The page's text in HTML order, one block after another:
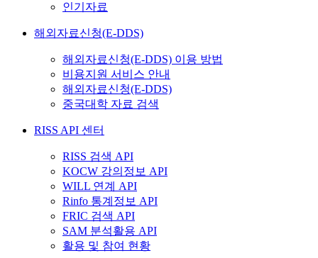
인기자료
해외자료신청(E-DDS)
해외자료신청(E-DDS) 이용 방법
비용지원 서비스 안내
해외자료신청(E-DDS)
중국대학 자료 검색
RISS API 센터
RISS 검색 API
KOCW 강의정보 API
WILL 연계 API
Rinfo 통계정보 API
FRIC 검색 API
SAM 분석활용 API
활용 및 참여 현황